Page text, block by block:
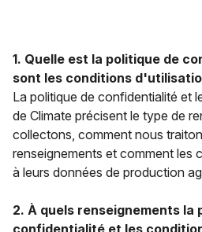
1. Quelle est la politique de
sont les conditions
La politique de confidentialité et
de Climate précisent le type de
collectons, comment nous
renseignements et comment les
à leurs données de production
2. À quels renseignements la
confidentialité et les